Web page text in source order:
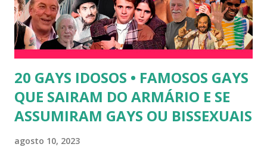
alcançou a fama após ser apontada como affair do ex-
jogador Romário. 5) Ariadna Arantes - Ariadna Arantes
ficou nacionalmente conhecida após sua ...
20 GAYS IDOSOS • FAMOSOS GAYS
QUE SAIRAM DO ARMÁRIO E SE
ASSUMIRAM GAYS OU BISSEXUAIS
agosto 10, 2023